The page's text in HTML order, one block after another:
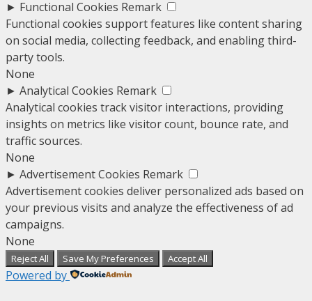
► Functional Cookies Remark
Functional cookies support features like content sharing
on social media, collecting feedback, and enabling third-
party tools.
None
► Analytical Cookies Remark
Analytical cookies track visitor interactions, providing
insights on metrics like visitor count, bounce rate, and
traffic sources.
None
► Advertisement Cookies Remark
Advertisement cookies deliver personalized ads based on
your previous visits and analyze the effectiveness of ad
campaigns.
None
Reject All Save My Preferences Accept All
Powered by